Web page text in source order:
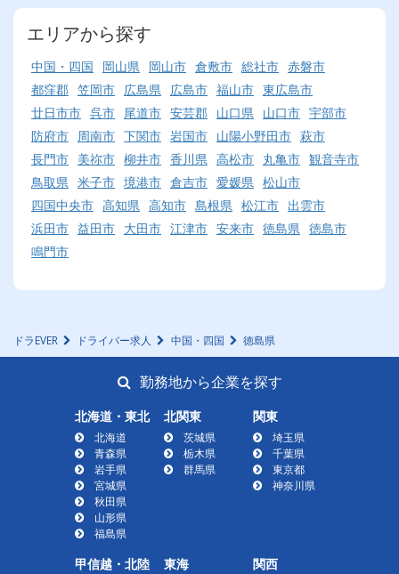
エリアから探す
中国・四国 岡山県 岡山市 倉敷市 総社市 赤磐市
都窪郡 笠岡市 広島県 広島市 福山市 東広島市
廿日市市 呉市 尾道市 安芸郡 山口県 山口市 宇部市
防府市 周南市 下関市 岩国市 山陽小野田市 萩市
長門市 美祢市 柳井市 香川県 高松市 丸亀市 観音寺市
鳥取県 米子市 境港市 倉吉市 愛媛県 松山市
四国中央市 高知県 高知市 島根県 松江市 出雲市
浜田市 益田市 大田市 江津市 安来市 徳島県 徳島市
鳴門市
ドラEVER ドライバー求人 中国・四国 徳島県
勤務地から企業を探す
北海道・東北
北海道
青森県
岩手県
宮城県
秋田県
山形県
福島県
北関東
茨城県
栃木県
群馬県
関東
埼玉県
千葉県
東京都
神奈川県
甲信越・北陸 東海 関西